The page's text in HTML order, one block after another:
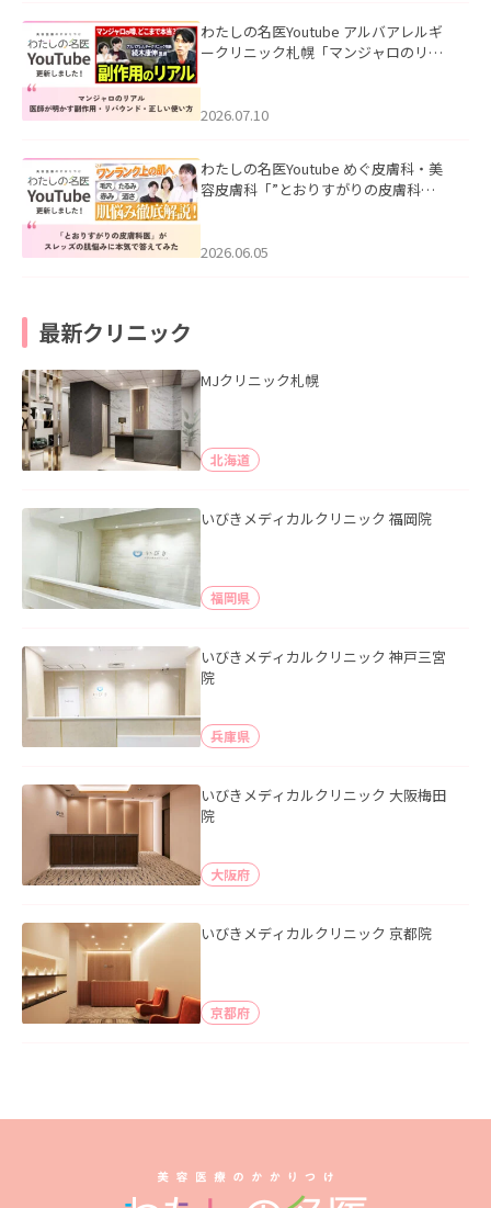
わたしの名医Youtube アルバアレルギ
ークリニック札幌「マンジャロのリア
た。
2026.07.10
わたしの名医Youtube めぐ皮膚科・美
容皮膚科「”とおりすがりの皮膚科
2026.06.05
最新クリニック
MJクリニック札幌
北海道
いびきメディカルクリニック 福岡院
福岡県
いびきメディカルクリニック 神戸三宮
院
兵庫県
いびきメディカルクリニック 大阪梅田
院
大阪府
いびきメディカルクリニック 京都院
京都府